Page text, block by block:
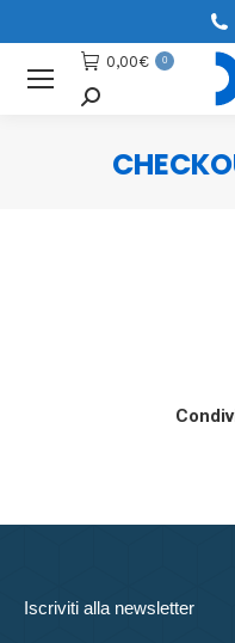
0,00€ 0
Cerca
Iscriviti alla newsletter